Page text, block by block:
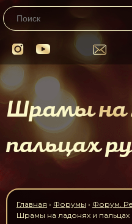
Шрамы на
пальцах
Главная › Форумы › Форум.
Шрамы на ладонях и пальцах